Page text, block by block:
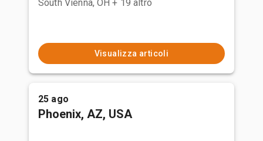
South Vienna, OH + 19 altro
Visualizza articoli
25 ago
Phoenix, AZ, USA